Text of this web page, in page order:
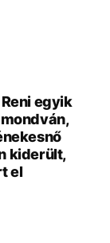
egyik
kiderült,
el